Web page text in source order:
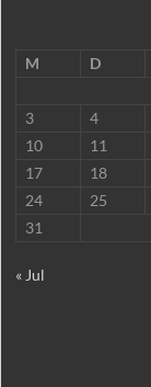
M
D
3
4
10
11
17
18
24
25
31
« Jul